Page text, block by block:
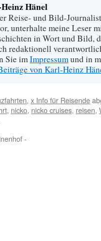
Hänel
Reise- und Bild-
unterhalte meine Leser
in Wort und Bild,
redaktionell
Sie imImpressumund in
von Karl-Heinz
, x Info für Reisende
, nicko, nicko cruises, reisen,
-